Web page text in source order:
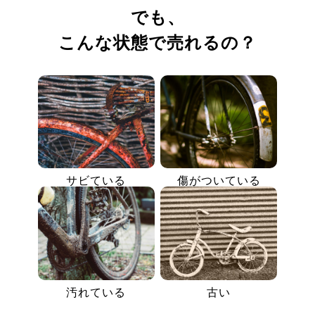
でも、
こんな状態で売れるの？
サビている 傷がついている
汚れている 古い